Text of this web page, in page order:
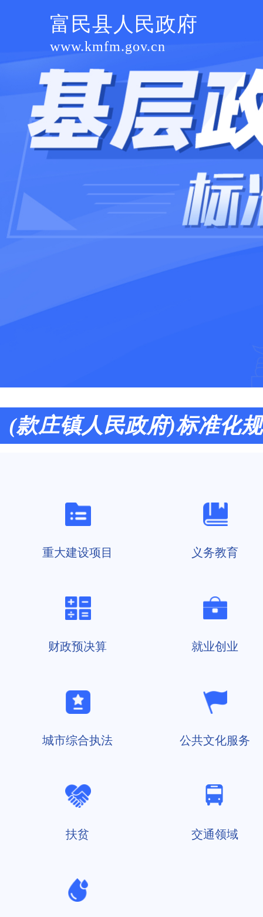
富民县人民政府
www.kmfm.gov.cn
(款庄镇人民政府)标准化
重大建设项目 义务教育
财政预决算 就业创业
城市综合执法 公共文化服务
扶贫 交通领域